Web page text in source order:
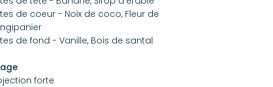
de coeur - Noix de coco, Fleur de
de fond - Vanille, Bois de santal
forte